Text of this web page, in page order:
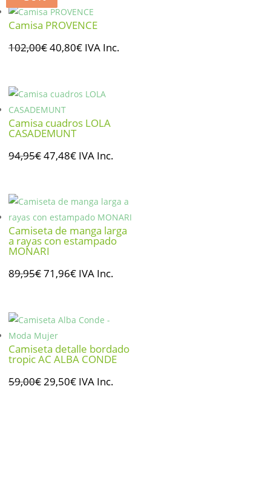
Camisa PROVENCE
102,00€El
era:
102,00€.
40,80€El
es:
IVA Inc.
Camisa cuadros LOLA
CASADEMUNT
94,95€El
era:
94,95€.
47,48€El
es:
47,48€.
IVA Inc.
Camiseta de manga larga
a rayas con estampado
MONARI
89,95€El
era:
89,95€.
71,96€El
es:
IVA Inc.
Camiseta detalle bordado
tropic AC ALBA CONDE
59,00€ El
29,50€ElIVA Inc.